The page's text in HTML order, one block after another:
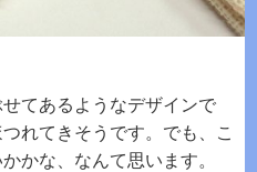
てあるようなデザインで
れてきそうです。でも、こ
かな、なんて思います。